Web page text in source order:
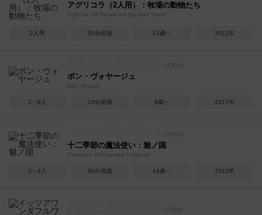
アグリコラ（2人用）：牧場の動物たち
Agricola: All Creatures Big and Small
2人用 30分前後 13歳～ 2012年
ボン・ヴォヤージュ
Bon Voyage
2～6人 10分前後 8歳～ 2017年
十二季節の魔法使い：魅ノ国
Seasons: Enchanted Kingdom
2～4人 60分前後 14歳～ 2013年